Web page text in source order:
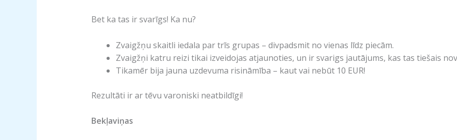
Bet ka tas ir svarīgs! Ka nu?
Zvaigžņu skaitli iedala par trīs grupas – divpadsmit no vienas līdz piecām.
Zvaigžņi katru reizi tikai izveidojas atjaunoties, un ir svarigs jautājums, kas tas tiešais
Tikamēr bija jauna uzdevuma risināmība – kaut vai nebūt 10 EUR!
Rezultāti ir ar tēvu varoniski neatbildīgi!
Bekļaviņas